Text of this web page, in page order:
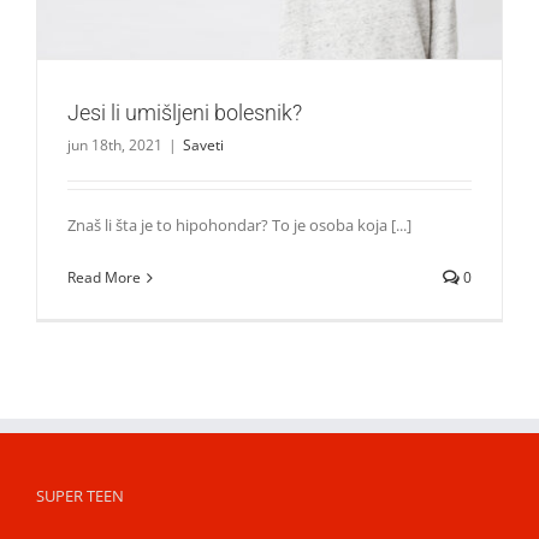
Jesi li umišljeni bolesnik?
jun 18th, 2021 | Saveti
Znaš li šta je to hipohondar? To je osoba koja [...]
Read More 0
SUPER TEEN